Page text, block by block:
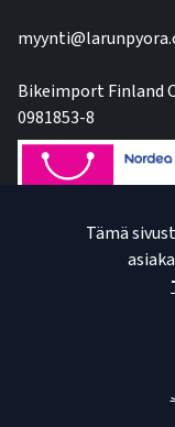
Bikeimport Finland
0981853-8
Tämä